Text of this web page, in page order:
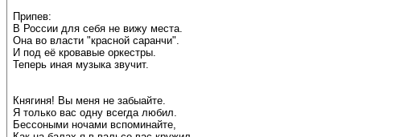
Припев:
В России для себя не вижу места.
Она во власти "красной саранчи".
И под её кровавые оркестры.
Теперь иная музыка звучит.
Княгиня! Вы меня не забыайте.
Я только вас одну всегда любил.
Бессоными ночами вспоминайте,